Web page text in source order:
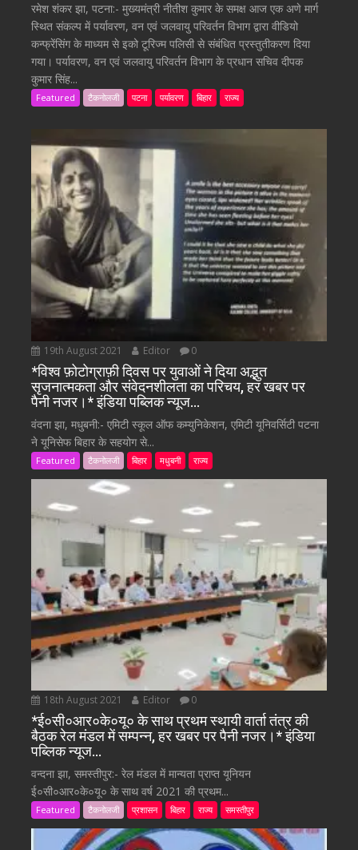
रमेश शंकर झा, पटना:- मुख्यमंत्री नीतीश कुमार के समक्ष आज एक अणे मार्ग
स्थित संकल्प में पर्यावरण, वन एवं जलवायु परिवर्तन विभाग द्वारा वीडियो
कन्फ्रेंसिंग के माध्यम से इको टूरिज्म पलिसी से संबंधित प्रस्तुतीकरण दिया
गया। पर्यावरण, वन एवं जलवायु परिवर्तन विभाग के प्रधान सचिव दीपक
कुमार सिंह...
Featured टैकनोलजी पटना पर्यावरण बिहार राज्य
19th August 2021 Editor 0
*विश्व फ़ोटोग्राफ़ी दिवस पर युवाओं ने दिया अद्भुत
सृजनात्मकता और संवेदनशीलता का परिचय, हर खबर पर
पैनी नजर।* इंडिया पब्लिक न्यूज…
वंदना झा, मधुबनी:- एमिटी स्कूल ऑफ कम्युनिकेशन, एमिटी यूनिवर्सिटी पटना
ने यूनिसेफ बिहार के सहयोग से...
Featured टैकनोलजी बिहार मधुबनी राज्य
18th August 2021 Editor 0
*ई०सी०आर०के०यू० के साथ प्रथम स्थायी वार्ता तंत्र की
बैठक रेल मंडल में सम्पन्न, हर खबर पर पैनी नजर।* इंडिया
पब्लिक न्यूज…
वन्दना झा, समस्तीपुर:- रेल मंडल में मान्यता प्राप्त यूनियन
ई०सी०आर०के०यू० के साथ वर्ष 2021 की प्रथम...
Featured टैकनोलजी प्रशासन बिहार राज्य समस्तीपुर